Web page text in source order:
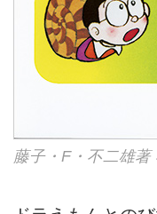
藤子・F・不二雄著